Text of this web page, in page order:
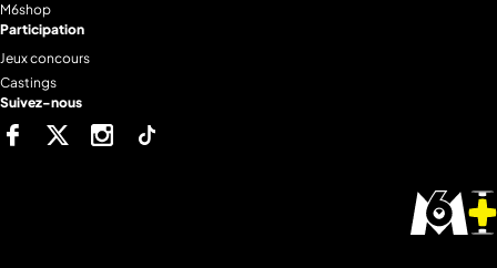
M6shop
Participation
Jeux concours
Castings
Suivez-nous
FacebookTwitter Instagram